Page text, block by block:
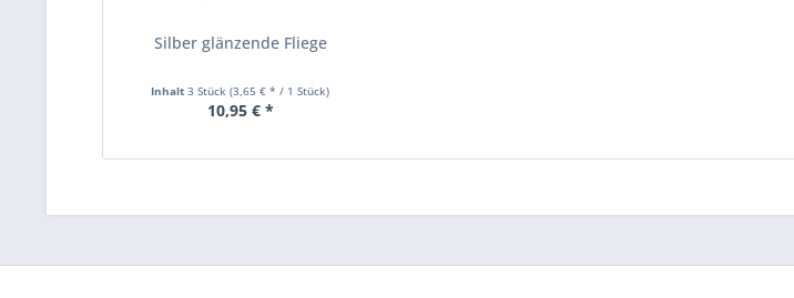
Silber glänzende Fliege
Inhalt3 Stück(3,65 € * / 1 Stück)
10,95 € *